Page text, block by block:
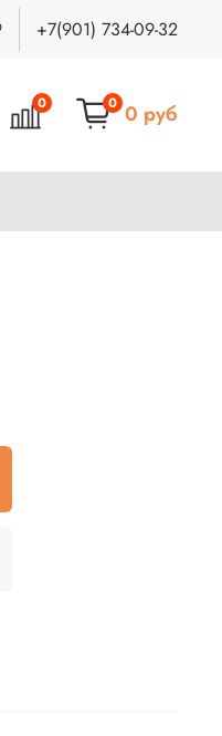
+7(901) 734-09-32
0 0 0 руб